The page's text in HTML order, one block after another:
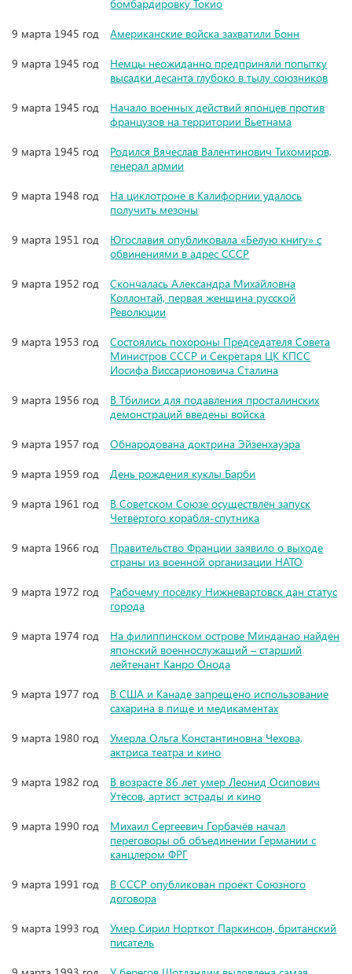
бомбардировку Токио
9 марта 1945 год
Американские войска захватили Бонн
9 марта 1945 год
Немцы неожиданно предприняли попытку
высадки десанта глубоко в тылу союзников
9 марта 1945 год
Начало военных действий японцев против
французов на территории Вьетнама
9 марта 1945 год
Родился Вячеслав Валентинович Тихомиров,
генерал армии
9 марта 1948 год
На циклотроне в Калифорнии удалось
получить мезоны
9 марта 1951 год
Югославия опубликовала «Белую книгу» с
обвинениями в адрес СССР
9 марта 1952 год
Скончалась Александра Михайловна
Коллонтай, первая женщина русской
Революции
9 марта 1953 год
Состоялись похороны Председателя Совета
Министров СССР и Секретаря ЦК КПСС
Иосифа Виссарионовича Сталина
9 марта 1956 год
В Тбилиси для подавления просталинских
демонстраций введены войска
9 марта 1957 год
Обнародована доктрина Эйзенхауэра
9 марта 1959 год
День рождения куклы Барби
9 марта 1961 год
В Советском Союзе осуществлён запуск
Четвёртого корабля-спутника
9 марта 1966 год
Правительство Франции заявило о выходе
страны из военной организации НАТО
9 марта 1972 год
Рабочему посёлку Нижневартовск дан статус
города
9 марта 1974 год
На филиппинском острове Минданао найден
японский военнослужащий – старший
лейтенант Канро Онода
9 марта 1977 год
В США и Канаде запрещено использование
сахарина в пище и медикаментах
9 марта 1980 год
Умерла Ольга Константиновна Чехова,
актриса театра и кино
9 марта 1982 год
В возрасте 86 лет умер Леонид Осипович
Утёсов, артист эстрады и кино
9 марта 1990 год
Михаил Сергеевич Горбачёв начал
переговоры об объединении Германии с
канцлером ФРГ
9 марта 1991 год
В СССР опубликован проект Союзного
договора
9 марта 1993 год
Умер Сирил Норткот Паркинсон, британский
писатель